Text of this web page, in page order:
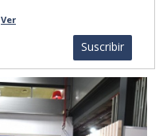
Ver
Suscribir